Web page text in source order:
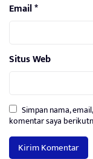
Email*
Situs Web
Simpan nama,
komentar saya